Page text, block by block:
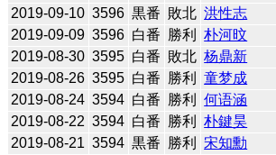
2019-09-10 3596 黒番 敗北 洪性志
2019-09-09 3596 白番 勝利 朴河旼
2019-08-30 3595 白番 敗北 杨鼎新
2019-08-26 3595 白番 勝利 童梦成
2019-08-24 3594 白番 勝利 何语涵
2019-08-22 3594 白番 勝利 朴鍵昊
2019-08-21 3594 黒番 勝利 宋知勳